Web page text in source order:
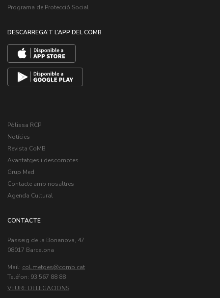
Programa de Protecció Social
DESCARREGA’T L’APP DEL COMB
Pòlissa RCP
Notícies
Revista CoMB
Avantatges i descomptes
Grup Med
Contacte amb nosaltres
Agenda Cultural
CONTACTE
Passeig de la Bonanova, 47
08017 Barcelona
Mail: col.metges
Teléfon: 93 567 88 88
VEURE DELEGACIONS